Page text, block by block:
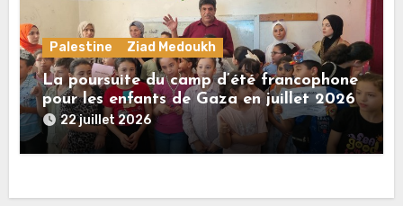
Palestine Ziad Medoukh
La poursuite du camp d’été francophone
pour les enfants de Gaza en juillet 2026
22 juillet 2026